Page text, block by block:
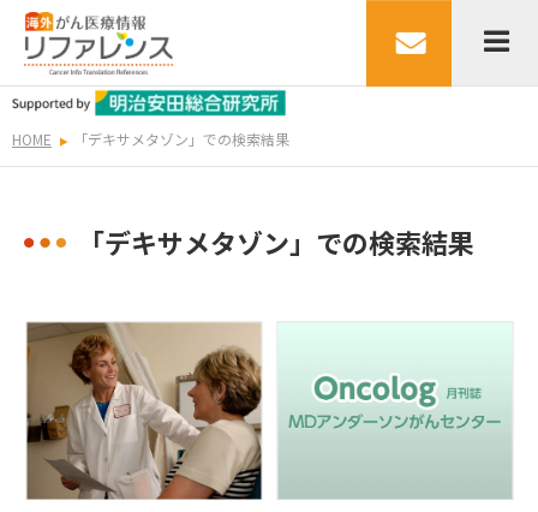
HOME 「デキサメタゾン」での検索結果
「デキサメタゾン」での検索結果